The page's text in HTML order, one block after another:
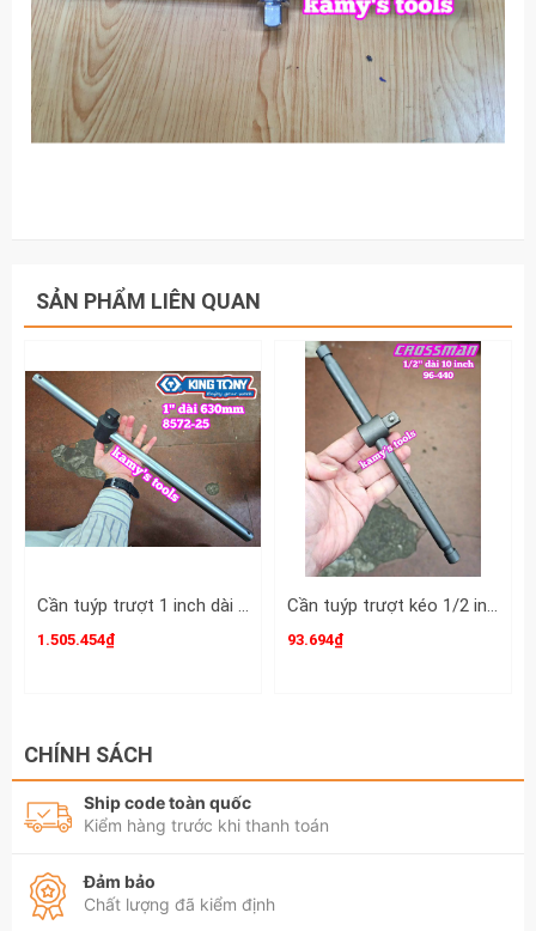
SẢN PHẨM LIÊN QUAN
Cần tuýp trượt 1 inch dài 25 inch 630mm Kingtony 8572-25
1.505.454₫
Cần tuýp trượt kéo 1/2 inch Crossman dài 10 inch 250mm 96-440
93.694₫
CHÍNH SÁCH
Ship code toàn quốc
Kiểm hàng trước khi thanh toán
Đảm bảo
Chất lượng đã kiểm định